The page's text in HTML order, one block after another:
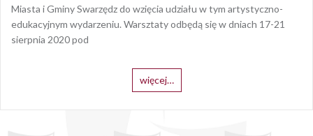
Miasta i Gminy Swarzędz do wzięcia udziału w tym artystyczno-
edukacyjnym wydarzeniu. Warsztaty odbędą się w dniach 17-21
sierpnia 2020 pod
więcej…